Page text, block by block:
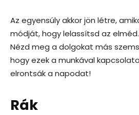
Az egyensúly akkor jön létre,
módját, hogy lelassítsd az
Nézd meg a dolgokat más
hogy ezek a munkával
elrontsák a napodat!
Rák